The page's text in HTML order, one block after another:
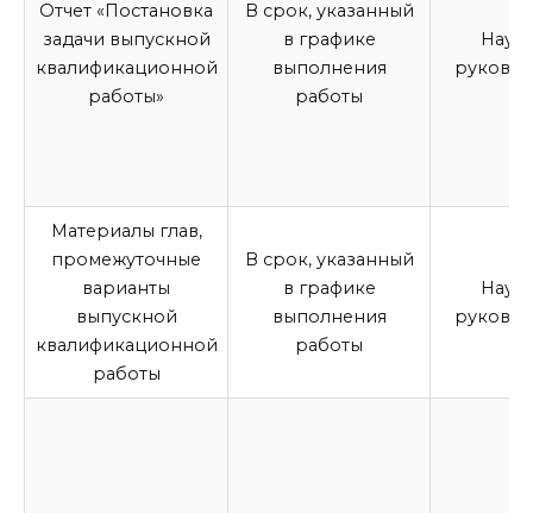
Отчет «Постановка
задачи выпускной
квалификационной
работы»
В срок, указанный
в графике
выполнения
работы
Материалы глав,
промежуточные
варианты
выпускной
квалификационной
работы
В срок, указанный
в графике
выполнения
работы